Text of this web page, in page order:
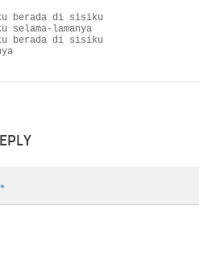
berada di sisiku
selama-lamanya
berada di sisiku
*